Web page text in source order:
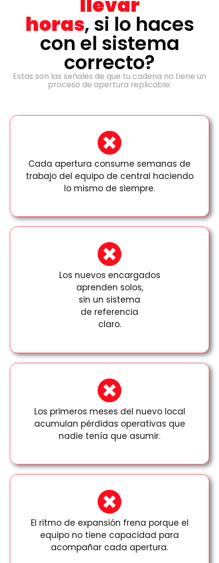
horas, si lo haces
con el sistema
correcto?
Estas son las señales de que tu cadena no tiene un
proceso de apertura replicable:
Cada apertura consume semanas de
trabajo del equipo de central haciendo
lo mismo de siempre.
Los nuevos encargados
aprenden solos,
sin un sistema
de referencia
claro.
Los primeros meses del nuevo local
acumulan pérdidas operativas que
nadie tenía que asumir.
El ritmo de expansión frena porque el
equipo no tiene capacidad para
acompañar cada apertura.